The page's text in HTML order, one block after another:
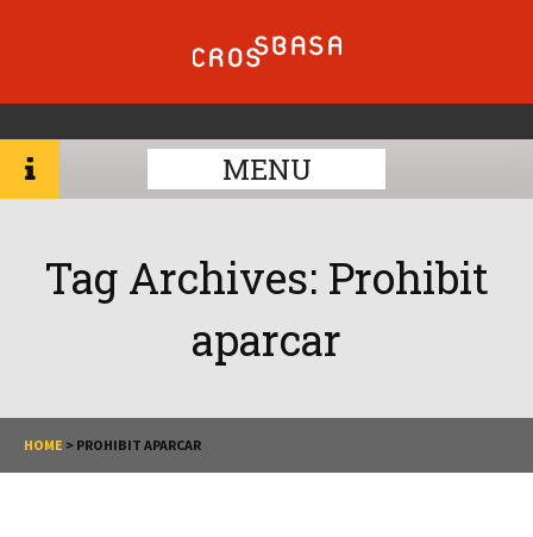
MENU
Tag Archives: Prohibit
aparcar
HOME > PROHIBIT APARCAR